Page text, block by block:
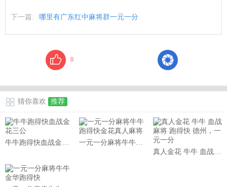
下一篇: 哪里有广东红中麻将群一元一分
0
猜你喜欢 推荐
牛牛跑得快血战金花三公
一元一分麻将牛牛跑得快金花真人麻将
真人金花 牛牛 血战麻将 跑得快 德州，一元一分